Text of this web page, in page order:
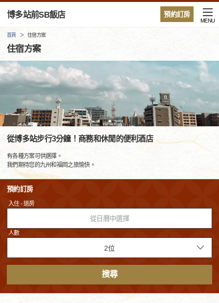
預約訂房
博多站前SB飯店
MENU
首頁 住宿方案
住宿方案
從博多站步行3分鐘！商務和休閒的便利酒店
有各種方案可供選擇。
我們期待您的九州和福岡之旅愉快。
預約訂房
入住 - 退房
從日曆中選擇
人數
搜尋